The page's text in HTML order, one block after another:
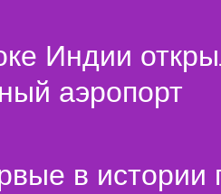
Индии
аэропорт
в истории